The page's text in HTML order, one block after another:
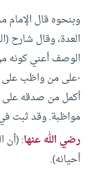
وبنحوه قال الإمام
العدة، وقال شارح
الوصف أعني كونه من
-على من واظب على
أكمل من صدقه على
مواظبة. وقد ثبت
رضي الله عنها: (أن
أحيانه).